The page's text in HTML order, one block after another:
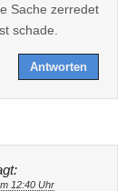
Sache zerredet
schade.
Antworten
12:40 Uhr